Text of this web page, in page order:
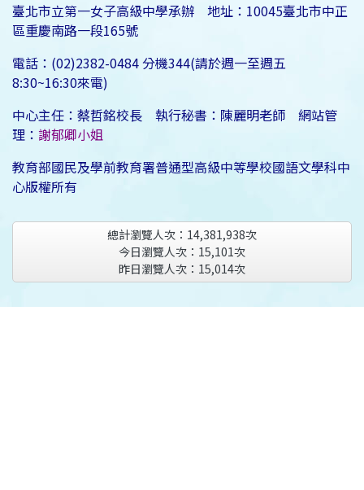
臺北市立第一女子高級中學承辦 地址：10045臺北市中正
區重慶南路一段165號
電話：(02)2382-0484 分機344(請於週一至週五
8:30~16:30來電)
中心主任：蔡哲銘校長 執行秘書：陳麗明老師 網站管
理： 謝郁卿小姐
教育部國民及學前教育署普通型高級中等學校國語文學科中
心版權所有
總計瀏覽人次： 14,381,938次
今日瀏覽人次： 15,101次
昨日瀏覽人次： 15,014次